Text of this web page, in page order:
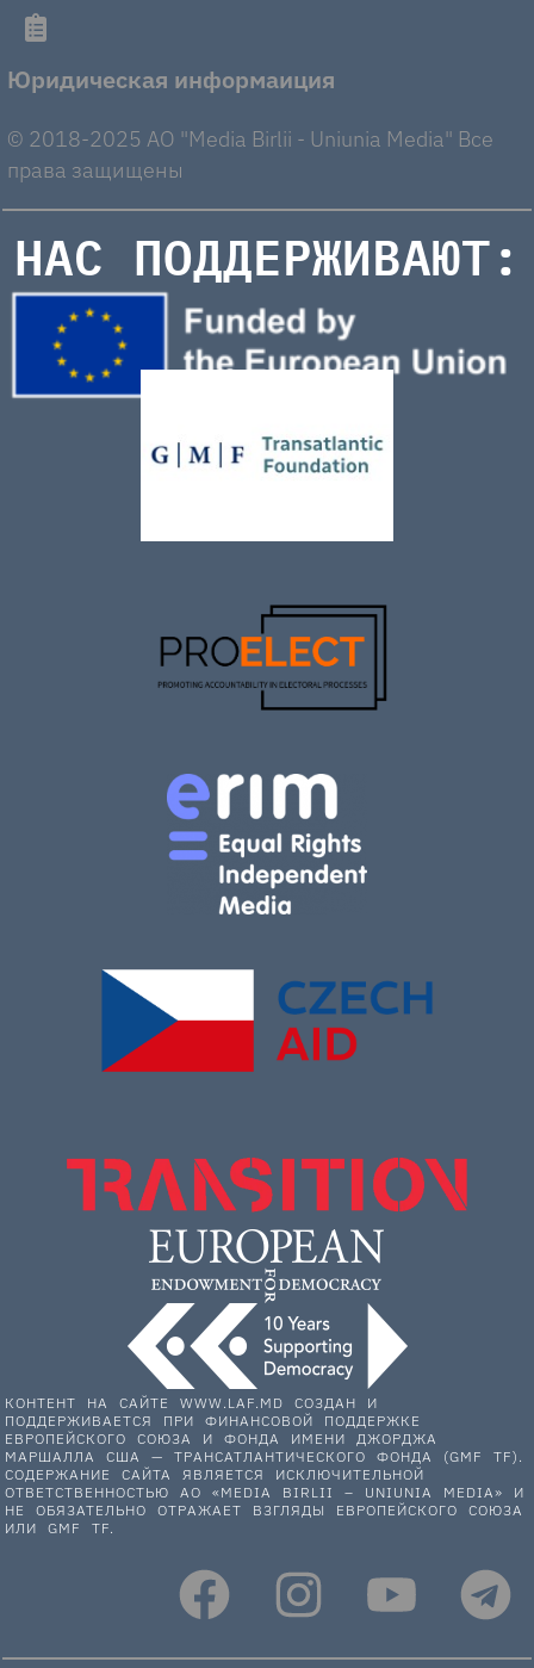
Юридическая информаиция
© 2018-2025 AO "Media Birlii - Uniunia Media" Все
права защищены
НАС ПОДДЕРЖИВАЮТ:
КОНТЕНТ НА САЙТЕ WWW.LAF.MD СОЗДАН И
ПОДДЕРЖИВАЕТСЯ ПРИ ФИНАНСОВОЙ ПОДДЕРЖКЕ
ЕВРОПЕЙСКОГО СОЮЗА И ФОНДА ИМЕНИ ДЖОРДЖА
МАРШАЛЛА США — ТРАНСАТЛАНТИЧЕСКОГО ФОНДА (GMF TF).
СОДЕРЖАНИЕ САЙТА ЯВЛЯЕТСЯ ИСКЛЮЧИТЕЛЬНОЙ
ОТВЕТСТВЕННОСТЬЮ АО «MEDIA BIRLII – UNIUNIA MEDIA» И
НЕ ОБЯЗАТЕЛЬНО ОТРАЖАЕТ ВЗГЛЯДЫ ЕВРОПЕЙСКОГО СОЮЗА
ИЛИ GMF TF.